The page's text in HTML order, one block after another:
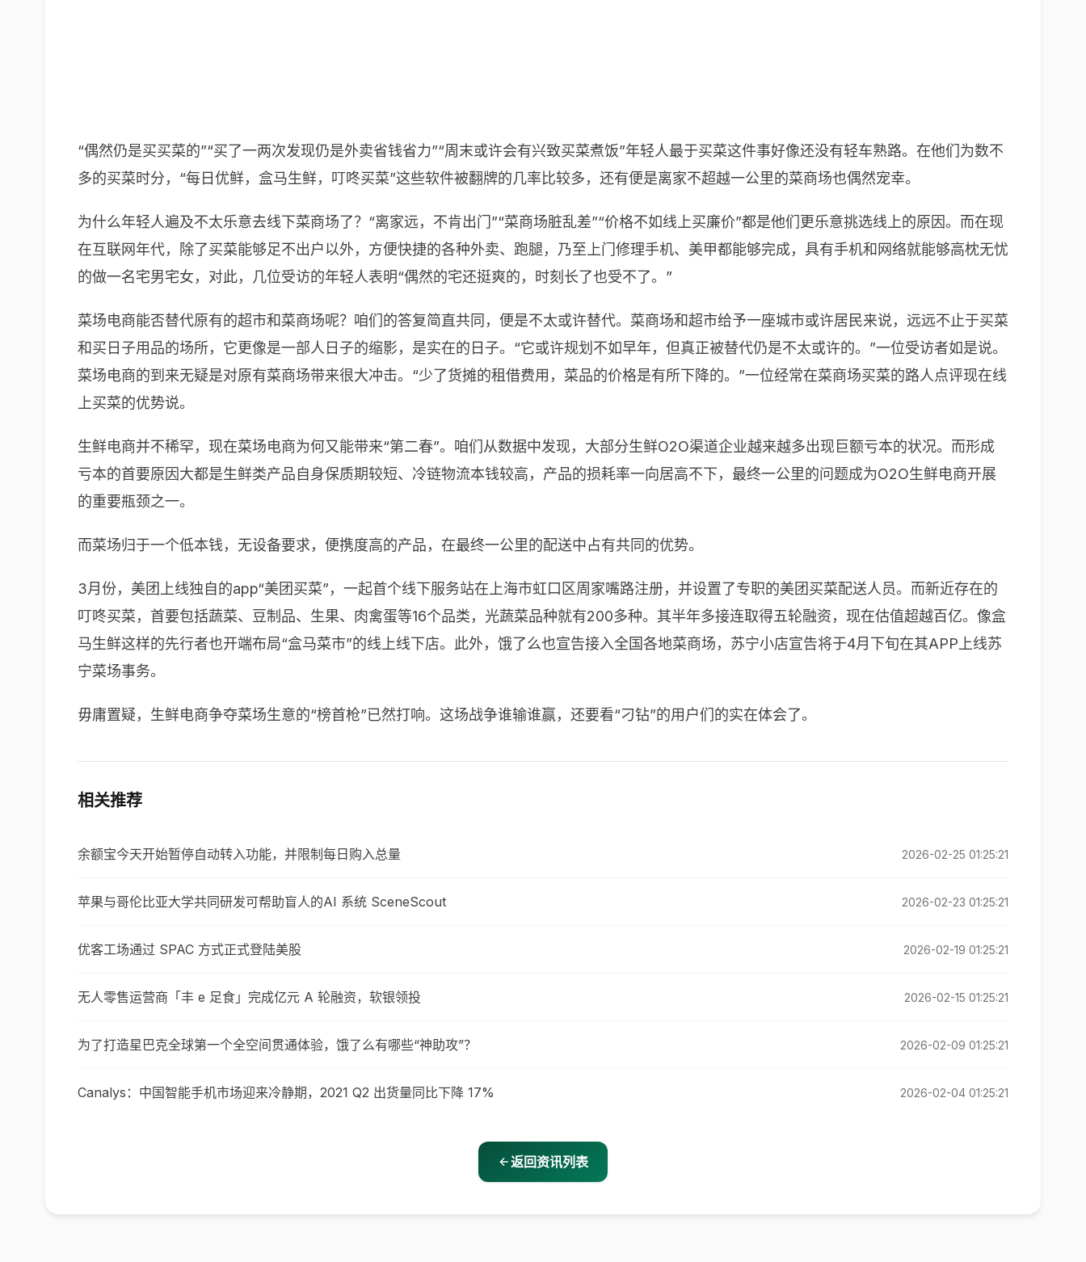
“偶然仍是买买菜的”“买了一两次发现仍是外卖省钱省力”“周末或许会有兴致买菜煮饭”年轻人最于买菜这件事好像还没有轻车熟路。在他们为数不
多的买菜时分，“每日优鲜，盒马生鲜，叮咚买菜”这些软件被翻牌的几率比较多，还有便是离家不超越一公里的菜商场也偶然宠幸。
为什么年轻人遍及不太乐意去线下菜商场了？“离家远，不肯出门”“菜商场脏乱差”“价格不如线上买廉价”都是他们更乐意挑选线上的原因。而在现
在互联网年代，除了买菜能够足不出户以外，方便快捷的各种外卖、跑腿，乃至上门修理手机、美甲都能够完成，具有手机和网络就能够高枕无忧
的做一名宅男宅女，对此，几位受访的年轻人表明“偶然的宅还挺爽的，时刻长了也受不了。”
菜场电商能否替代原有的超市和菜商场呢？咱们的答复简直共同，便是不太或许替代。菜商场和超市给予一座城市或许居民来说，远远不止于买菜
和买日子用品的场所，它更像是一部人日子的缩影，是实在的日子。“它或许规划不如早年，但真正被替代仍是不太或许的。”一位受访者如是说。
菜场电商的到来无疑是对原有菜商场带来很大冲击。“少了货摊的租借费用，菜品的价格是有所下降的。”一位经常在菜商场买菜的路人点评现在线
上买菜的优势说。
生鲜电商并不稀罕，现在菜场电商为何又能带来“第二春”。咱们从数据中发现，大部分生鲜O2O渠道企业越来越多出现巨额亏本的状况。而形成
亏本的首要原因大都是生鲜类产品自身保质期较短、冷链物流本钱较高，产品的损耗率一向居高不下，最终一公里的问题成为O2O生鲜电商开展
的重要瓶颈之一。
而菜场归于一个低本钱，无设备要求，便携度高的产品，在最终一公里的配送中占有共同的优势。
3月份，美团上线独自的app“美团买菜”，一起首个线下服务站在上海市虹口区周家嘴路注册，并设置了专职的美团买菜配送人员。而新近存在的
叮咚买菜，首要包括蔬菜、豆制品、生果、肉禽蛋等16个品类，光蔬菜品种就有200多种。其半年多接连取得五轮融资，现在估值超越百亿。像盒
马生鲜这样的先行者也开端布局“盒马菜市”的线上线下店。此外，饿了么也宣告接入全国各地菜商场，苏宁小店宣告将于4月下旬在其APP上线苏
宁菜场事务。
毋庸置疑，生鲜电商争夺菜场生意的“榜首枪”已然打响。这场战争谁输谁赢，还要看“刁钻”的用户们的实在体会了。
相关推荐
余额宝今天开始暂停自动转入功能，并限制每日购入总量 2026-02-25 01:25:21
苹果与哥伦比亚大学共同研发可帮助盲人的AI 系统 SceneScout 2026-02-23 01:25:21
优客工场通过 SPAC 方式正式登陆美股 2026-02-19 01:25:21
无人零售运营商「丰 e 足食」完成亿元 A 轮融资，软银领投 2026-02-15 01:25:21
为了打造星巴克全球第一个全空间贯通体验，饿了么有哪些“神助攻”？ 2026-02-09 01:25:21
Canalys：中国智能手机市场迎来冷静期，2021 Q2 出货量同比下降 17% 2026-02-04 01:25:21
返回资讯列表